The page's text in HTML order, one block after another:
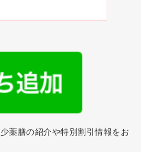
薬膳の紹介や特別割引情報をお